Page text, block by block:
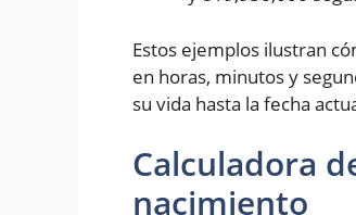
Estos ejemplos ilustran
en horas, minutos y
su vida hasta la fecha
Calculadora
nacimiento